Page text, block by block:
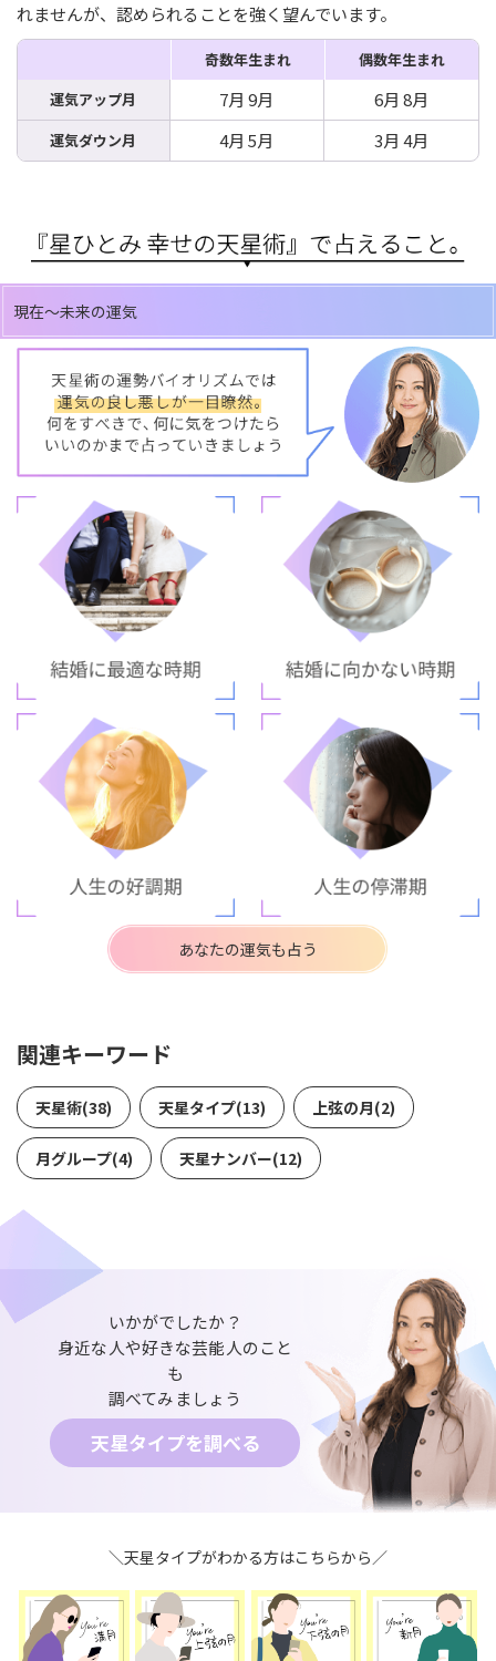
れませんが、認められることを強く望んでいます。
奇数年生まれ
偶数年生まれ
運気アップ月
7月 9月 6月 8月
運気ダウン月 4月 5月 3月 4月
現在～未来の運気
あなたの運気も占う
関連キーワード
天星術(38) 天星タイプ(13) 上弦の月(2)
月グループ(4) 天星ナンバー(12)
いかがでしたか？
身近な人や好きな芸能人のこと
も
調べてみましょう
天星タイプを調べる
＼天星タイプがわかる方はこちらから／